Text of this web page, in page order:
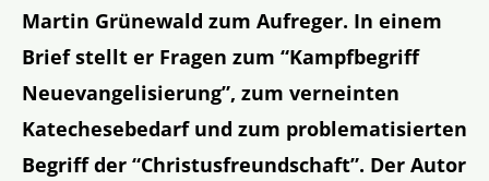
Martin Grünewald zum Aufreger. In einem
Brief stellt er Fragen zum “Kampfbegriff
Neuevangelisierung”, zum verneinten
Katechesebedarf und zum problematisierten
Begriff der “Christusfreundschaft”. Der Autor